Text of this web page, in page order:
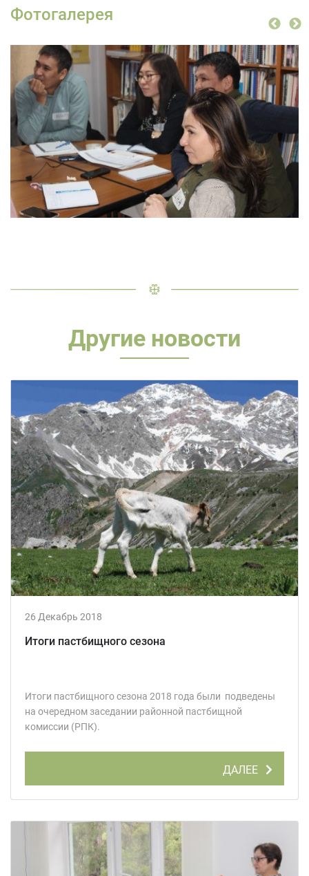
Фотогалерея
Другие новости
26 Декабрь 2018
Итоги пастбищного сезона
Итоги пастбищного сезона 2018 года были подведены
на очередном заседании районной пастбищной
комиссии (РПК).
ДАЛЕЕ